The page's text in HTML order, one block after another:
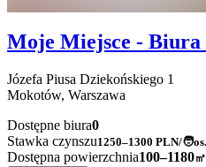
Moje Miejsce - Biura
Józefa Piusa Dziekońskiego 1
Mokotów, Warszawa
Dostępne biura0
Stawka czynszu1250–1300 PLN/🧑os.
Dostępna powierzchnia100–1180㎡